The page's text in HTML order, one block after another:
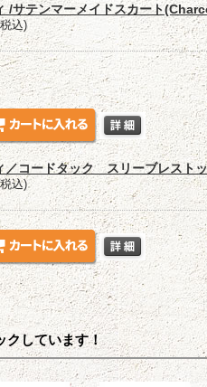
/サテンマーメイドスカート
込)
／コードタック スリーブレスト
込)
クしています！